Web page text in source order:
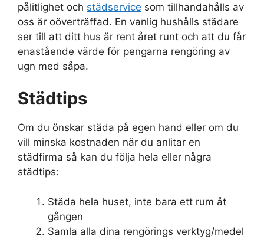
pålitlighet och städservice som tillhandahålls av
oss är oöverträffad. En vanlig hushålls städare
ser till att ditt hus är rent året runt och att du får
enastående värde för pengarna rengöring av
ugn med såpa.
Städtips
Om du önskar städa på egen hand eller om du
vill minska kostnaden när du anlitar en
städfirma så kan du följa hela eller några
städtips:
Städa hela huset, inte bara ett rum åt
gången
Samla alla dina rengörings verktyg/medel